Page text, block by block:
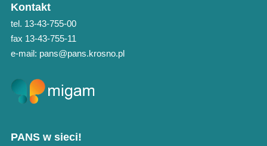
Kontakt
tel. 13-43-755-00
fax 13-43-755-11
e-mail: pans@pans.krosno.pl
PANS w sieci!